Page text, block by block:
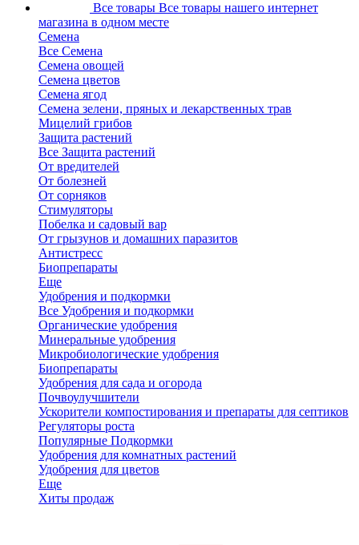
Все товары Все товары нашего интернет
магазина в одном месте
Семена
Все Семена
Семена овощей
Семена цветов
Семена ягод
Семена зелени, пряных и лекарственных трав
Мицелий грибов
Защита растений
Все Защита растений
От вредителей
От болезней
От сорняков
Стимуляторы
Побелка и садовый вар
От грызунов и домашних паразитов
Антистресс
Биопрепараты
Еще
Удобрения и подкормки
Все Удобрения и подкормки
Органические удобрения
Минеральные удобрения
Микробиологические удобрения
Биопрепараты
Удобрения для сада и огорода
Почвоулучшители
Ускорители компостирования и препараты для септиков
Регуляторы роста
Популярные Подкормки
Удобрения для комнатных растений
Удобрения для цветов
Еще
Хиты продаж